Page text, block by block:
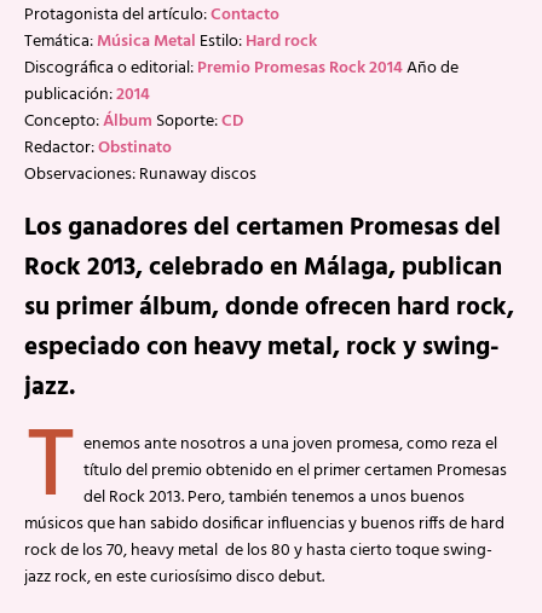
Protagonista del artículo:Contacto
Temática:Música Metal Estilo:Hard rock
Discográfica o editorial:Premio Promesas Rock 2014Año de
publicación:2014
Concepto:Álbum Soporte:CD
Redactor:Obstinato
Observaciones: Runaway discos
Los ganadores del certamen Promesas del
Rock 2013, celebrado en Málaga, publican
su primer álbum, donde ofrecen hard rock,
especiado con heavy metal, rock y swing-
jazz.
T enemos ante nosotros a una joven promesa, como reza el
título del premio obtenido en el primer certamen Promesas
del Rock 2013. Pero, también tenemos a unos buenos
músicos que han sabido dosificar influencias y buenos riffs de hard
rock de los 70, heavy metal de los 80 y hasta cierto toque swing-
jazz rock, en este curiosísimo disco debut.